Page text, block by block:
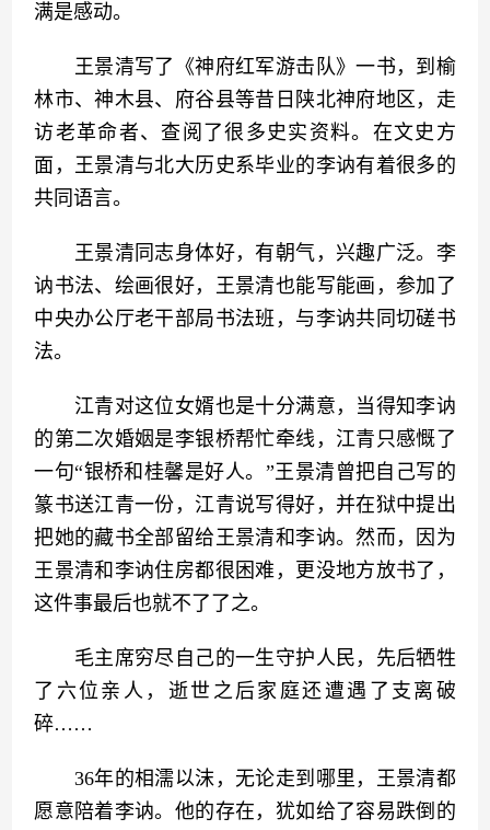
满是感动。
王景清写了《神府红军游击队》一书，到榆
林市、神木县、府谷县等昔日陕北神府地区，走
访老革命者、查阅了很多史实资料。在文史方
面，王景清与北大历史系毕业的李讷有着很多的
共同语言。
王景清同志身体好，有朝气，兴趣广泛。李
讷书法、绘画很好，王景清也能写能画，参加了
中央办公厅老干部局书法班，与李讷共同切磋书
法。
江青对这位女婿也是十分满意，当得知李讷
的第二次婚姻是李银桥帮忙牵线，江青只感慨了
一句“银桥和桂馨是好人。”王景清曾把自己写的
篆书送江青一份，江青说写得好，并在狱中提出
把她的藏书全部留给王景清和李讷。然而，因为
王景清和李讷住房都很困难，更没地方放书了，
这件事最后也就不了了之。
毛主席穷尽自己的一生守护人民，先后牺牲
了六位亲人，逝世之后家庭还遭遇了支离破
碎……
36年的相濡以沫，无论走到哪里，王景清都
愿意陪着李讷。他的存在，犹如给了容易跌倒的